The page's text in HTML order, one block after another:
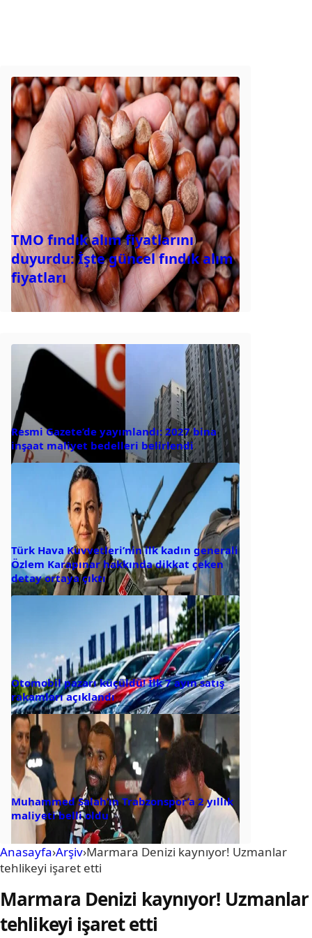
TMO fındık alım fiyatlarını
duyurdu: İşte güncel fındık alım
fiyatları
Resmi Gazete’de yayımlandı: 2027 bina
inşaat maliyet bedelleri belirlendi
Türk Hava Kuvvetleri’nin ilk kadın generali
Özlem Karapınar hakkında dikkat çeken
detay ortaya çıktı
Otomobil pazarı küçüldü! İlk 7 ayın satış
rakamları açıklandı
Muhammed Salah’ın Trabzonspor’a 2 yıllık
maliyeti belli oldu
Anasayfa›Arşiv›Marmara Denizi kaynıyor! Uzmanlar
tehlikeyi işaret etti
Marmara Denizi kaynıyor! Uzmanlar
tehlikeyi işaret etti